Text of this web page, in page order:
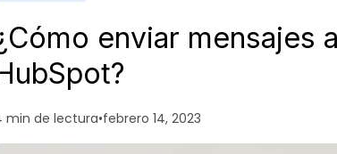
enviar mensajes
min de lectura•febrero 14, 2023